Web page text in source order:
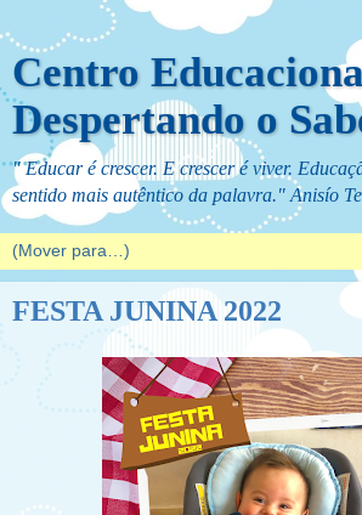
Centro
Despertando o
" Educar é crescer. E crescer é viver.
sentido mais autêntico da palavra." Anisío
FESTA JUNINA 2022